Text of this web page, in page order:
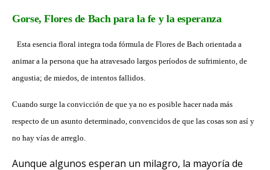
Gorse,Flores de Bach para la fe y la esperanza
Esta esencia floral integra toda fórmula de Flores de Bach orientada a
animar a la persona que ha atravesado largos períodos de sufrimiento, de
angustia; de miedos, de intentos fallidos.
Cuando surge la convicción de que ya no es posible hacer nada más
respecto de un asunto determinado, convencidos de que las cosas son así y
no hay vías de arreglo.
Aunque algunos esperan un milagro, la mayoría de